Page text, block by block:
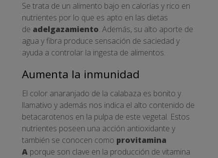
Se trata de un alimento bajo en calorías y rico en
nutrientes por lo que es apto en las dietas
de adelgazamiento. Además, su alto aporte de
agua y fibra produce sensación de saciedad y
ayuda a controlar la ingesta de alimentos.
Aumenta la inmunidad
El color anaranjado de la calabaza es bonito y
llamativo y además nos indica el alto contenido de
betacarotenos en la pulpa de este vegetal. Estos
nutrientes poseen una acción antioxidante y
también se conocen como provitamina
A porque son clave en la producción de vitamina